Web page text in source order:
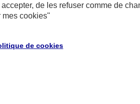
AXA Assurancede les refuser comme de
mes cookies"
de cookies